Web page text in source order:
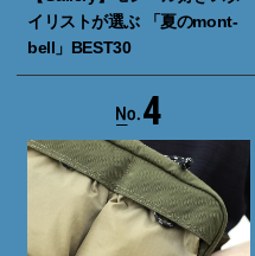
イリストが選ぶ 「夏のmont-
bell」BEST30
4